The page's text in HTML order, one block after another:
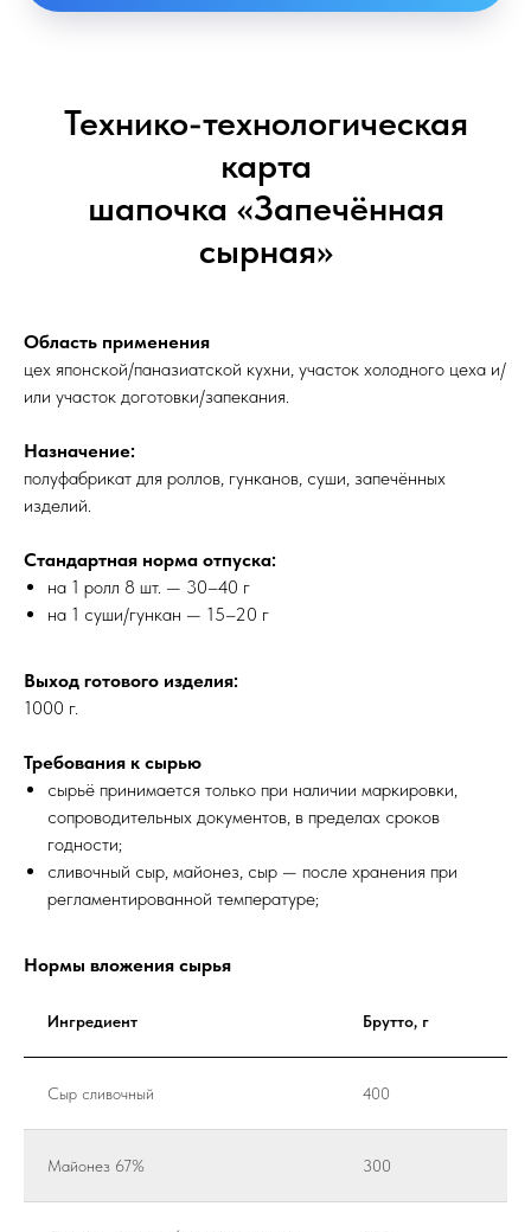
Технико-технологическая
карта
шапочка «Запечённая
сырная»
Область применения
цех японской/паназиатской кухни, участок холодного цеха и/
или участок доготовки/запекания.
Назначение:
полуфабрикат для роллов, гунканов, суши, запечённых
изделий.
Стандартная норма отпуска:
на 1 ролл 8 шт. — 30–40 г
на 1 суши/гункан — 15–20 г
Выход готового изделия:
1000 г.
Требования к сырью
сырьё принимается только при наличии маркировки,
сопроводительных документов, в пределах сроков
годности;
сливочный сыр, майонез, сыр — после хранения при
регламентированной температуре;
Нормы вложения сырья
Ингредиент Брутто, г
Сыр сливочный 400
Майонез 67% 300